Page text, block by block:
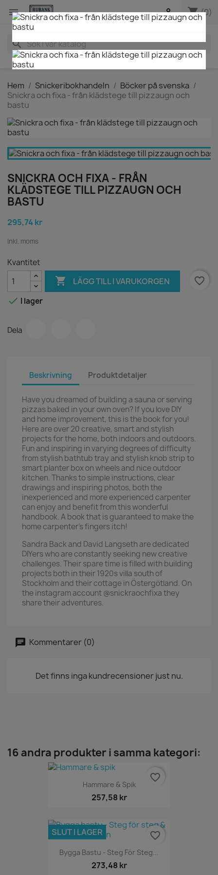
 shopping_cart(0)

search
Hem Snickeribokhandeln
Böcker på svenska
Snickra och fixa - från klädstege till pizzaugn och
bastu
SNICKRA OCH FIXA - FRÅN
KLÄDSTEGE TILL PIZZAUGN OCH
BASTU
295,74 kr
Inkl. moms
Kvantitet
 LÄGG TILL I VARUKORGEN
favorite_border
 I lager
Dela
Beskrivning Produktdetaljer
Have you dreamed of building a sauna or serving
pizzas baked in your own oven? If you love DIY
and home improvement, this is the book for you!
Here are over 20 creative, smart and stylish
projects for the home, both indoors and outdoors.
Fun and inspiring in varying degrees of difficulty
from stylish bathtub tray and stylish knob strip to
smart planter box on wheels and nice outdoor
kitchen. Thanks to simple instructions, clear
drawings and inspiring photos, both the
inexperienced and more experienced carpenter
can enjoy and benefit from this wonderful
handbook. A book that is guaranteed to make the
home carpenter's fingers itch!
Sandra Back and David Langseth are dedicated
DIYers who are constantly seeking new creative
challenges. Their spare time is filled with building
projects both in their 1920s villa south of
Stockholm and their cottage in Östergötland. On
the instagram account @snickraochfixa they
share their adventures.
Kommentarer (0)
Det finns inga kundrecensioner just nu.
16 andra produkter i samma kategori:
Hammare & Spik
257,58 kr
favorite_border
Bygga Bastu - Steg För Steg...
273,48 kr
SLUT I LAGER favorite_border